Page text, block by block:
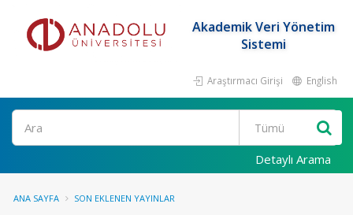
Akademik Veri Yönetim
Sistemi
Araştırmacı Girişi English
Ara
Detaylı Arama
ANA SAYFA SON EKLENEN YAYINLAR